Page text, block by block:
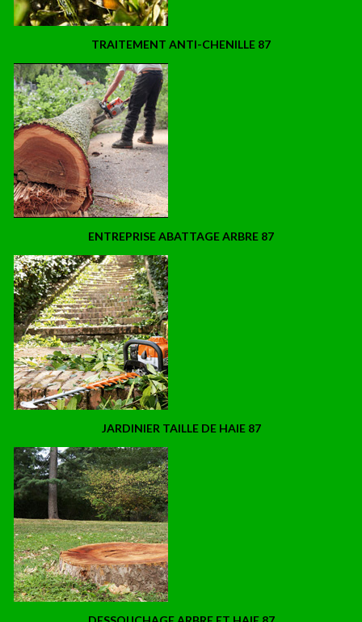
TRAITEMENT ANTI-CHENILLE 87
ENTREPRISE ABATTAGE ARBRE 87
JARDINIER TAILLE DE HAIE 87